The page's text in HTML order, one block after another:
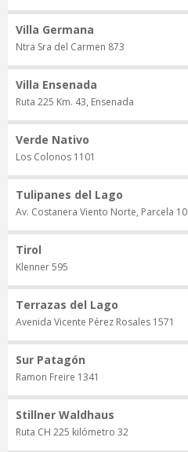
Villa Germana
Ntra Sra del Carmen 873
Villa Ensenada
Ruta 225 Km. 43, Ensenada
Verde Nativo
Los Colonos 1101
Tulipanes del Lago
Av. Costanera Viento Norte, Parcela 10
Tirol
Klenner 595
Terrazas del Lago
Avenida Vicente Pérez Rosales 1571
Sur Patagón
Ramon Freire 1341
Stillner Waldhaus
Ruta CH 225 kilómetro 32